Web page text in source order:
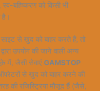
बहिष्करण को किसी भी
है।
से खुद को बाहर करते हैं, तो
उपयोग की जाने वाली अन्य
में, जैसी सेवाएं GAMSTOP
से खुद को बाहर करने की
की रजिस्ट्रियां मौजूद हैं (जैसे,